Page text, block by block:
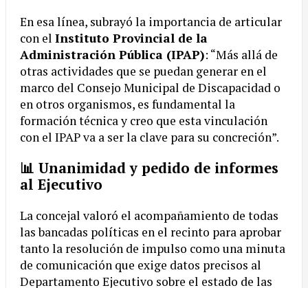
En esa línea, subrayó la importancia de articular
con el Instituto Provincial de la
Administración Pública (IPAP): “Más allá de
otras actividades que se puedan generar en el
marco del Consejo Municipal de Discapacidad o
en otros organismos, es fundamental la
formación técnica y creo que esta vinculación
con el IPAP va a ser la clave para su concreción”.
📊 Unanimidad y pedido de informes
al Ejecutivo
La concejal valoró el acompañamiento de todas
las bancadas políticas en el recinto para aprobar
tanto la resolución de impulso como una minuta
de comunicación que exige datos precisos al
Departamento Ejecutivo sobre el estado de las